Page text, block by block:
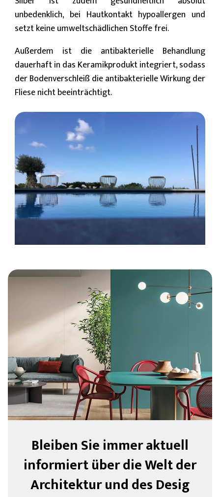
unbedenklich, bei Hautkontakt hypoallergen und
setzt keine umweltschädlichen Stoffe frei.
Außerdem ist die antibakterielle Behandlung
dauerhaft in das Keramikprodukt integriert, sodass
der Bodenverschleiß die antibakterielle Wirkung der
Fliese nicht beeinträchtigt.
Bleiben Sie immer aktuell
informiert über die Welt der
Architektur und des Desig